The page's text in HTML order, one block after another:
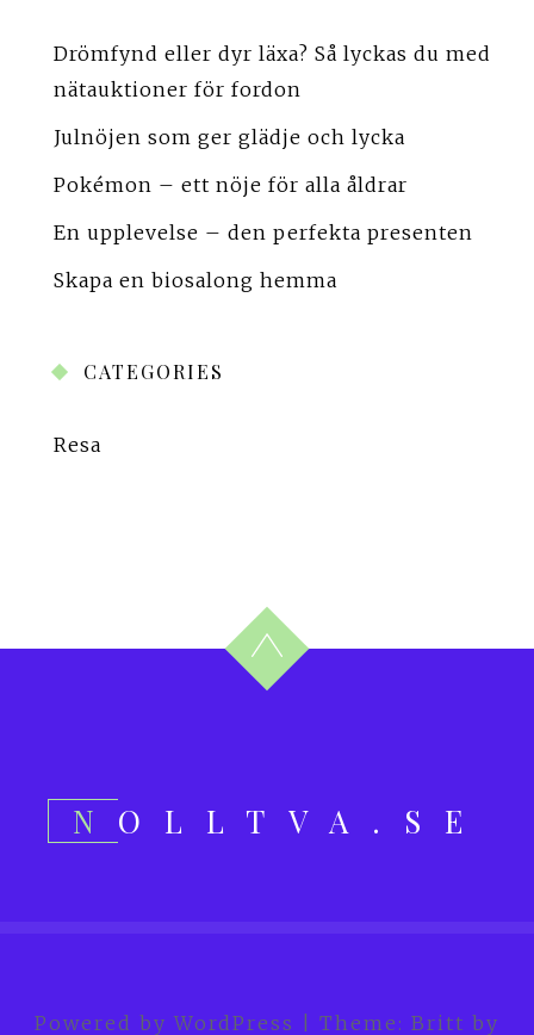
Drömfynd eller dyr läxa? Så lyckas du med
nätauktioner för fordon
Julnöjen som ger glädje och lycka
Pokémon – ett nöje för alla åldrar
En upplevelse – den perfekta presenten
Skapa en biosalong hemma
CATEGORIES
Resa
NOLLTVA.SE
Powered by WordPress Theme: Britt by